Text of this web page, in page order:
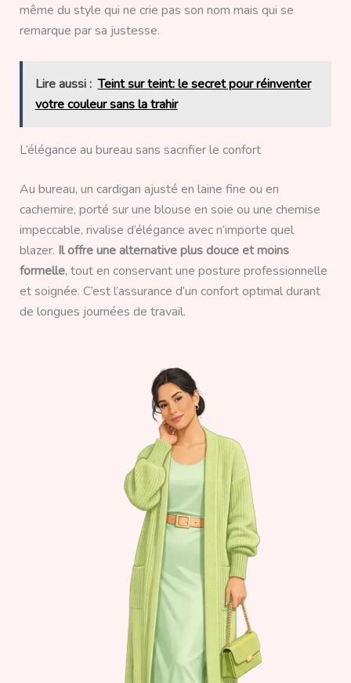
même du style qui ne crie pas son nom mais qui se
remarque par sa justesse.
Lire aussi : Teint sur teint: le secret pour réinventer
votre couleur sans la trahir
L’élégance au bureau sans sacrifier le confort
Au bureau, un cardigan ajusté en laine fine ou en
cachemire, porté sur une blouse en soie ou une chemise
impeccable, rivalise d’élégance avec n’importe quel
blazer. Il offre une alternative plus douce et moins
formelle, tout en conservant une posture professionnelle
et soignée. C’est l’assurance d’un confort optimal durant
de longues journées de travail.